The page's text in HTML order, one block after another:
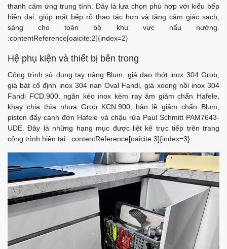
thanh cảm ứng trung tính. Đây là lựa chọn phù hợp với kiểu bếp
hiện đại, giúp mặt bếp rõ thao tác hơn và tăng cảm giác sạch,
sáng cho toàn bộ khu vực nấu nướng.
:contentReference[oaicite:2]{index=2}
Hệ phụ kiện và thiết bị bên trong
Công trình sử dụng tay nâng Blum, giá dao thớt inox 304 Grob,
giá bát cố định inox 304 nan Oval Fandi, giá xoong nồi inox 304
Fandi FCD.900, ngăn kéo inox kèm ray âm giảm chấn Hafele,
khay chia thìa nhựa Grob KCN.900, bản lề giảm chấn Blum,
piston đẩy cánh đơn Hafele và chậu rửa Paul Schmitt PAM7643-
UDE. Đây là những hạng mục được liệt kê trực tiếp trên trang
công trình hiện tại. :contentReference[oaicite:3]{index=3}